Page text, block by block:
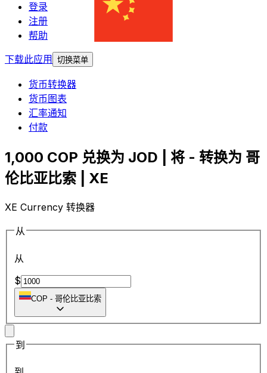
登录
注册
帮助
下载此应用
切换菜单
货币转换器
货币图表
汇率通知
付款
1,000 COP 兑换为 JOD | 将 - 转换为 哥
伦比亚比索 | XE
XE Currency 转换器
从
从
$
COP - 哥伦比亚比索
到